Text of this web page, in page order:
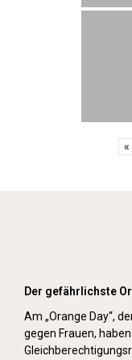
«
Der gefährlichste
Am „Orange Day“,
gegen Frauen,